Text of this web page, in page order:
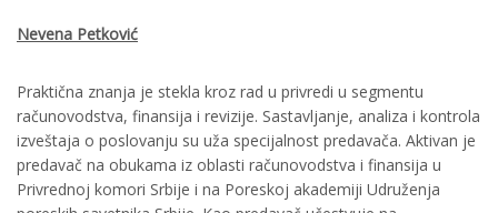
Nevena Petković
Praktična znanja je stekla kroz rad u privredi u segmentu
računovodstva, finansija i revizije. Sastavljanje, analiza i kontrola
izveštaja o poslovanju su uža specijalnost predavača. Aktivan je
predavač na obukama iz oblasti računovodstva i finansija u
Privrednoj komori Srbije i na Poreskoj akademiji Udruženja